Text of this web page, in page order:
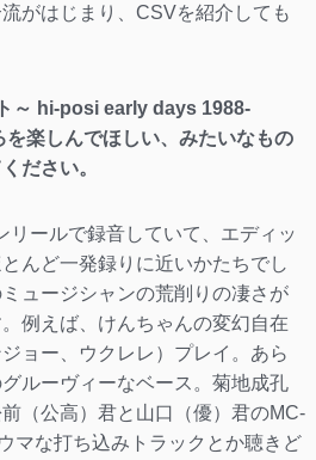
がはじまり、CSVを紹介しても
～ hi-posi early days 1988-
楽しんでほしい、みたいなもの
ださい。
リールで録音していて、エディッ
んど一発録りに近いかたちでし
ュージシャンの荒削りの凄さが
例えば、けんちゃんの変幻自在
ョー、ウクレレ）プレイ。あら
ルーヴィーなベース。菊地成孔
（公高）君と山口（優）君のMC-
マな打ち込みトラックとか聴きど